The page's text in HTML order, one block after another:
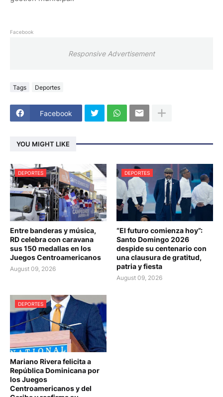
Facebook
Responsive Advertisement
Tags Deportes
Facebook
YOU MIGHT LIKE
DEPORTES
Entre banderas y música,
RD celebra con caravana
sus 150 medallas en los
Juegos Centroamericanos
August 09, 2026
DEPORTES
“El futuro comienza hoy”:
Santo Domingo 2026
despide su centenario con
una clausura de gratitud,
patria y fiesta
August 09, 2026
DEPORTES
Mariano Rivera felicita a
República Dominicana por
los Juegos
Centroamericanos y del